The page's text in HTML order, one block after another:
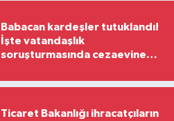
Babacan kardeşler tutuklandı!
İşte vatandaşlık
soruşturmasında cezaevine
Ticaret Bakanlığı ihracatçıların